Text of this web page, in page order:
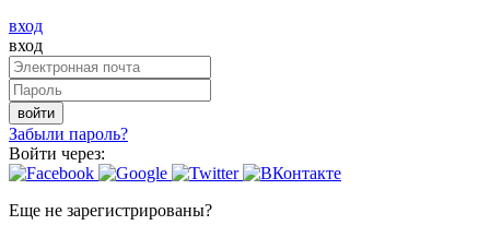
вход
вход
войти
Забыли пароль?
Войти через:
Еще не зарегистрированы?